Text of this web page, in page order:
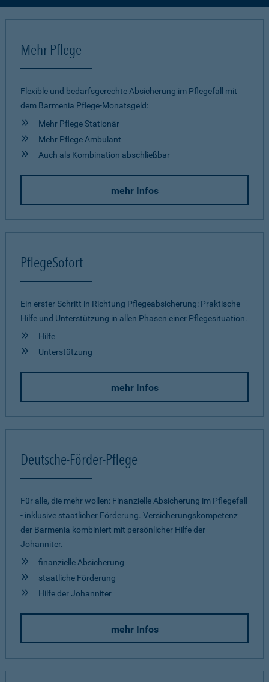
Mehr Pflege
Flexible und bedarfsgerechte Absicherung im Pflegefall mit
dem Barmenia Pflege-Monatsgeld:
Mehr Pflege Stationär
Mehr Pflege Ambulant
Auch als Kombination abschließbar
mehr Infos
PflegeSofort
Ein erster Schritt in Richtung Pflegeab­sicherung: Praktische
Hilfe und Unterstützung in allen Phasen einer Pflegesituation.
Hilfe
Unterstützung
mehr Infos
Deutsche-Förder-Pflege
Für alle, die mehr wollen: Finanzielle Absicherung im Pflegefall
- inklusive staatlicher Förderung. Versicherungskompetenz
der Barmenia kombiniert mit persönlicher Hilfe der
Johanniter.
finanzielle Absicherung
staatliche Förderung
Hilfe der Johanniter
mehr Infos